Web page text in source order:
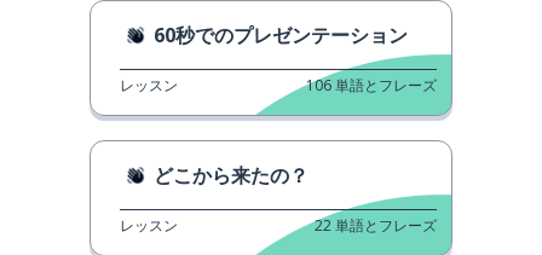
60秒でのプレゼンテーション
レッスン 106単語とフレーズ
どこから来たの？
レッスン 22単語とフレーズ